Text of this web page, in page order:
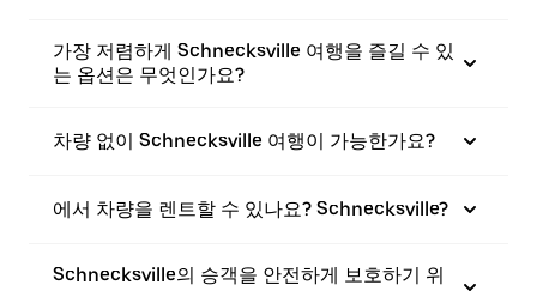
가장 저렴하게 Schnecksville 여행을 즐길 수 있
는 옵션은 무엇인가요?
차량 없이 Schnecksville 여행이 가능한가요?
에서 차량을 렌트할 수 있나요? Schnecksville?
Schnecksville의 승객을 안전하게 보호하기 위